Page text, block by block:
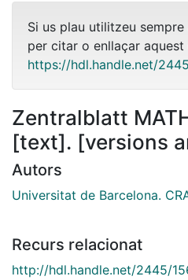
Si us plau utilitzeu
per citar o enllaçar
https://hdl.handle.net/
Zentralblatt
[text]. [versions
Autors
Universitat de Barcelona.
Recurs relacionat
http://hdl.handle.net/2445/